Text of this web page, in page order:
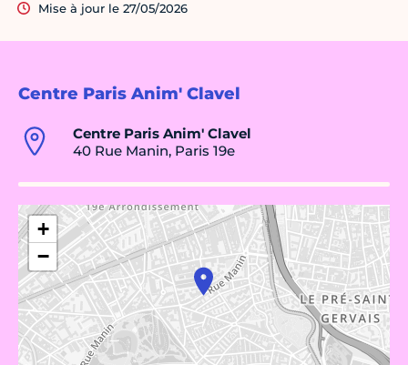
Centre Paris Anim' Clavel
Centre Paris Anim' Clavel
40 Rue Manin, Paris 19e
+
−
Mise à jour le 27/05/2026